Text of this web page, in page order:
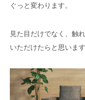
ぐっと変わります。
見た目だけでなく、触
いただけたらと思います